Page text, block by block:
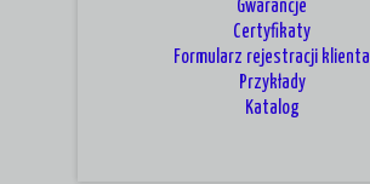
Gwarancje
Certyfikaty
Formularz rejestracji klienta
Przykłady
Katalog